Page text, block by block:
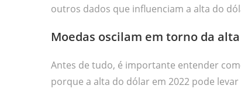
outros dados que influenciam a alta do
Moedas oscilam em torno da
Antes de tudo, é importante entender
porque a alta do dólar em 2022 pode